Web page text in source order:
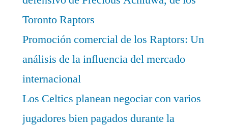
Toronto Raptors
Promoción comercial de los Raptors: Un
análisis de la influencia del mercado
internacional
Los Celtics planean negociar con varios
jugadores bien pagados durante la